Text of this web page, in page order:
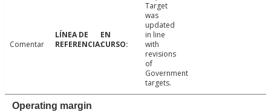
Comentar
Target
was
updated
in line
with
revisions
of
Government
targets.
Operating margin